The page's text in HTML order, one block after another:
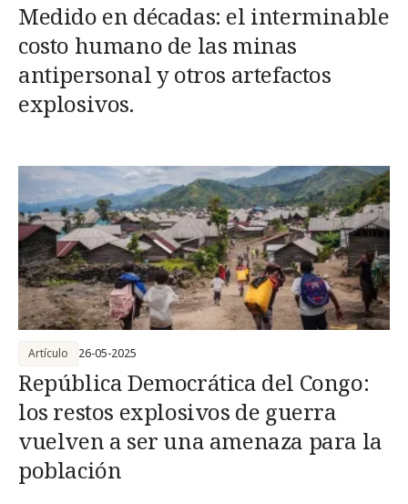
Medido en décadas: el interminable
costo humano de las minas
antipersonal y otros artefactos
explosivos.
República Democrática del Congo:
los restos explosivos de guerra
vuelven a ser una amenaza para la
población
Artículo 26-05-2025